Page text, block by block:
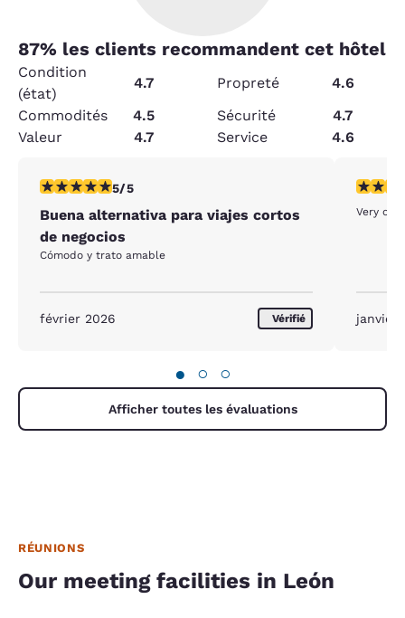
87% les clients recommandent cet hôtel
Condition
(état)
4.7 Propreté
4.6
Commodités
4.5 Sécurité
4.7
Valeur
4.7 Service 4.6
5 étoiles. Exceptionnel. 1 commentaire
5/5
Buena alternativa para viajes cortos
de negocios
Cómodo y trato amable
février 2026 Vérifié
5
Very
janvier
● ○ ○
Afficher toutes les évaluations
RÉUNIONS
Our meeting facilities in León